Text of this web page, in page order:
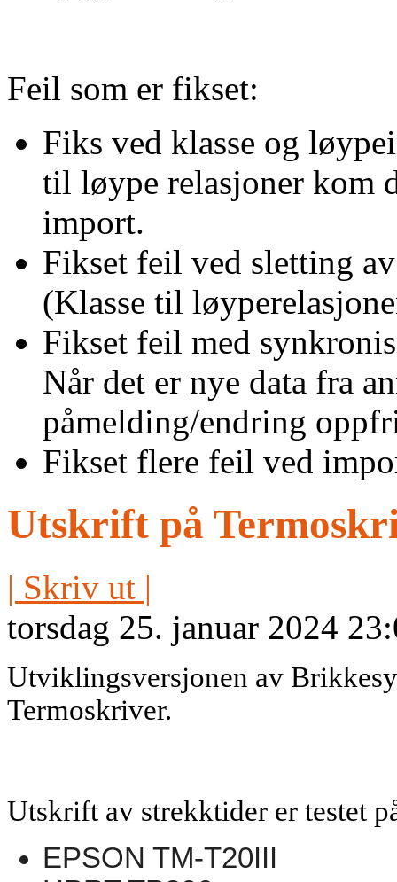
Feil som er fikset:
Fiks ved klasse og
til løype relasjoner kom
import.
Fikset feil ved sletting
(Klasse til
Fikset feil med
Når det er nye data fra
påmelding/endring
Fikset flere feil ved
Utskrift på
| Skriv ut |
torsdag 25. januar 2024
Utviklingsversjonen av
Termoskriver.
Utskrift av strekktider er testet
EPSON TM-T20III